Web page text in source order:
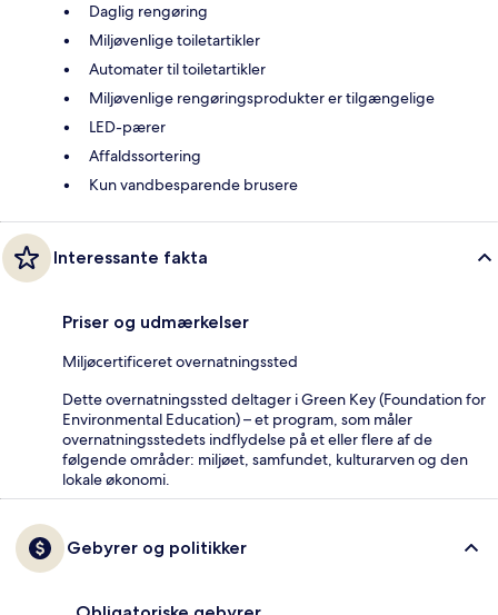
Daglig rengøring
Miljøvenlige toiletartikler
Automater til toiletartikler
Miljøvenlige rengøringsprodukter er tilgængelige
LED-pærer
Affaldssortering
Kun vandbesparende brusere
Interessante fakta
Priser og udmærkelser
Miljøcertificeret overnatningssted
Dette overnatningssted deltager i Green Key (Foundation for
Environmental Education) – et program, som måler
overnatningsstedets indflydelse på et eller flere af de
følgende områder: miljøet, samfundet, kulturarven og den
lokale økonomi.
Gebyrer og politikker